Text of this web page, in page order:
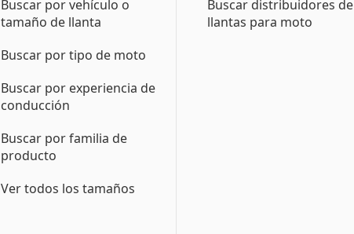
Buscar por vehículo o
tamaño de llanta
Buscar por tipo de moto
Buscar por experiencia de
conducción
Buscar por familia de
producto
Ver todos los tamaños
Buscar distribuidores de
llantas para moto